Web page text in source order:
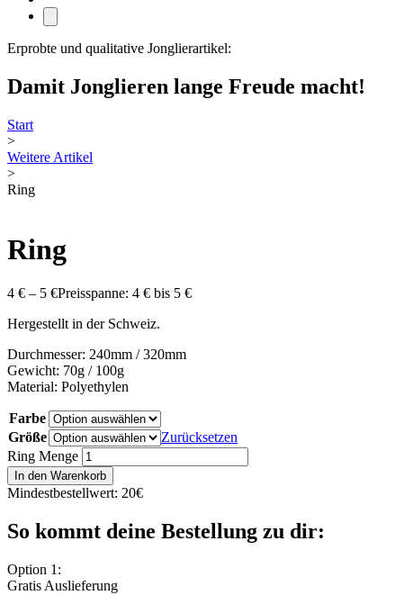
Erprobte und qualitative Jonglierartikel:
Damit Jonglieren lange Freude macht!
Start
>
Weitere Artikel
>
Ring
Ring
4 € – 5 €Preisspanne: 4 € bis 5 €
Hergestellt in der Schweiz.
Durchmesser: 240mm / 320mm
Gewicht: 70g / 100g
Material: Polyethylen
Farbe
Größe
Zurücksetzen
Ring Menge
In den Warenkorb
Mindestbestellwert: 20€
So kommt deine Bestellung zu dir:
Option 1:
Gratis Auslieferung